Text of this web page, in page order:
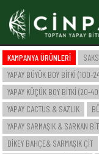
KAMPANYA ÜRÜNLERİ
YAPAY BÜYÜK BOY BİTKİ (100-
YAPAY KÜÇÜK BOY BİTKİ (20-
YAPAY CACTUS & SAZLIK
YAPAY SARMAŞIK & SARKAN
DİKEY BAHÇE& SARMAŞIK ÇİT